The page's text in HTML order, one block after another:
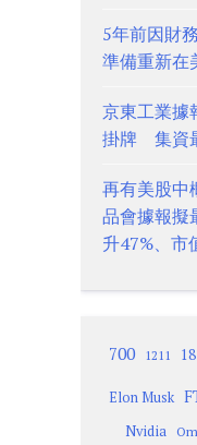
5年前因財
準備重新在
京東工業據
掛牌 集資
再有美股
品會據報
升47%、市
700 1211
Elon Musk
Nvidia